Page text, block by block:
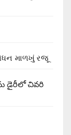
માળખું રજૂ
డైరీలో చివరి